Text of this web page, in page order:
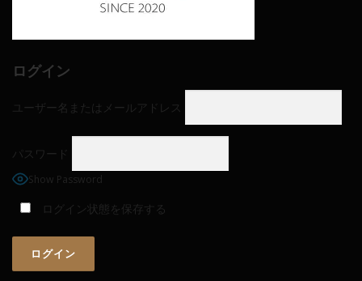
ログイン
ユーザー名またはメールアドレス
パスワード
Show Password
ログイン状態を保存する